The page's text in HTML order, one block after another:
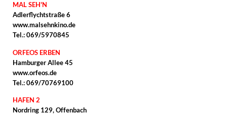
MAL SEH'N
Adlerflychtstraße 6
www.malsehnkino.de
Tel.: 069/5970845
ORFEOS ERBEN
Hamburger Allee 45
www.orfeos.de
Tel.: 069/70769100
HAFEN 2
Nordring 129, Offenbach